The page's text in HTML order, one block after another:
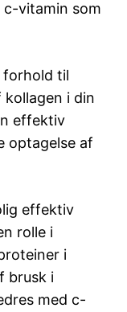
c-vitamin som
forhold til
i din
effektiv
optagelse af
effektiv
rolle i
i
brusk i
med c-